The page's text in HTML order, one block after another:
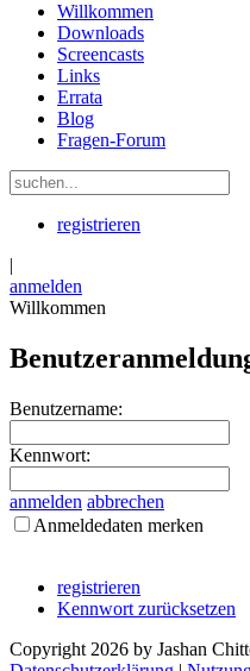
Willkommen
Downloads
Screencasts
Links
Errata
Blog
Fragen-Forum
registrieren
|
anmelden
Willkommen
Benutzername:
Kennwort:
anmelden abbrechen
Anmeldedaten merken
registrieren
Kennwort zurücksetzen
Copyright 2026 by Jashan